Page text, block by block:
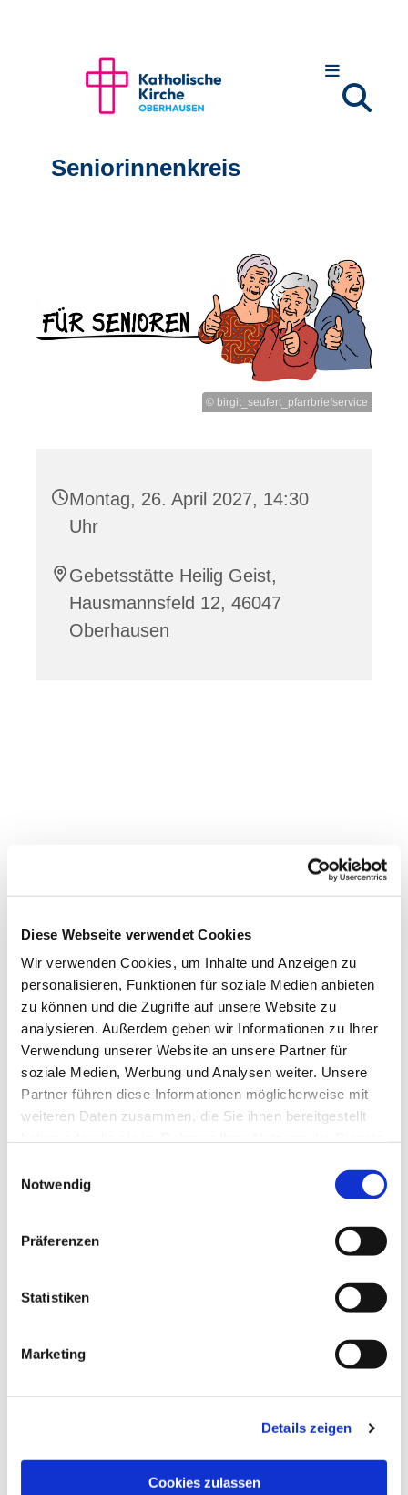
Diese Webseite verwendet Cookies
Wir verwenden Cookies, um Inhalte und Anzeigen zu
personalisieren, Funktionen für soziale Medien anbieten
zu können und die Zugriffe auf unsere Website zu
analysieren. Außerdem geben wir Informationen zu Ihrer
Verwendung unserer Website an unsere Partner für
soziale Medien, Werbung und Analysen weiter. Unsere
Partner führen diese Informationen möglicherweise mit
weiteren Daten zusammen, die Sie ihnen bereitgestellt
Notwendig
Präferenzen
Statistiken
Marketing
Details zeigen
Cookies zulassen
Seniorinnenkreis
© birgit_seufert_pfarrbriefservice
Montag, 26. April 2027, 14:30
Uhr
Gebetsstätte Heilig Geist,
Hausmannsfeld 12, 46047
Oberhausen
Dies könnte Sie auch
interessieren